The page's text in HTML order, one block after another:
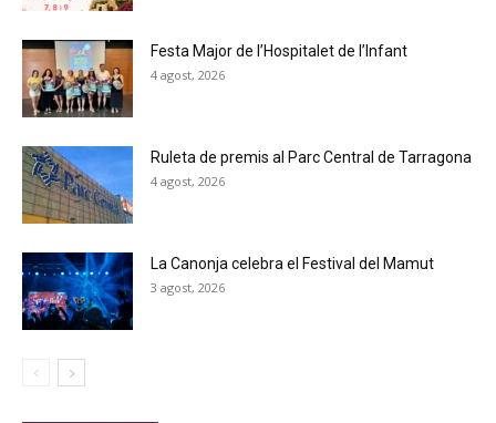
Festa Major de l’Hospitalet de l’Infant
4 agost, 2026
Ruleta de premis al Parc Central de Tarragona
4 agost, 2026
La Canonja celebra el Festival del Mamut
3 agost, 2026